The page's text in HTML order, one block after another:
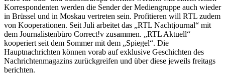
Korrespondenten werden die Sender der Mediengruppe auch wieder
in Brüssel und in Moskau vertreten sein. Profitieren will RTL zudem
von Kooperationen. Seit Juli arbeitet das „RTL Nachtjournal“ mit
dem Journalistenbüro Correct!v zusammen. „RTL Aktuell“
kooperiert seit dem Sommer mit dem „Spiegel“. Die
Hauptnachrichten können vorab auf exklusive Geschichten des
Nachrichtenmagazins zurückgreifen und über diese jeweils freitags
berichten.